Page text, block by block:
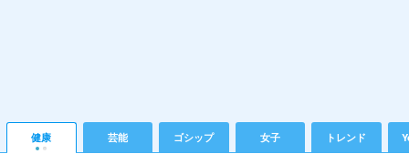
健康 芸能 ゴシップ 女子 トレンド